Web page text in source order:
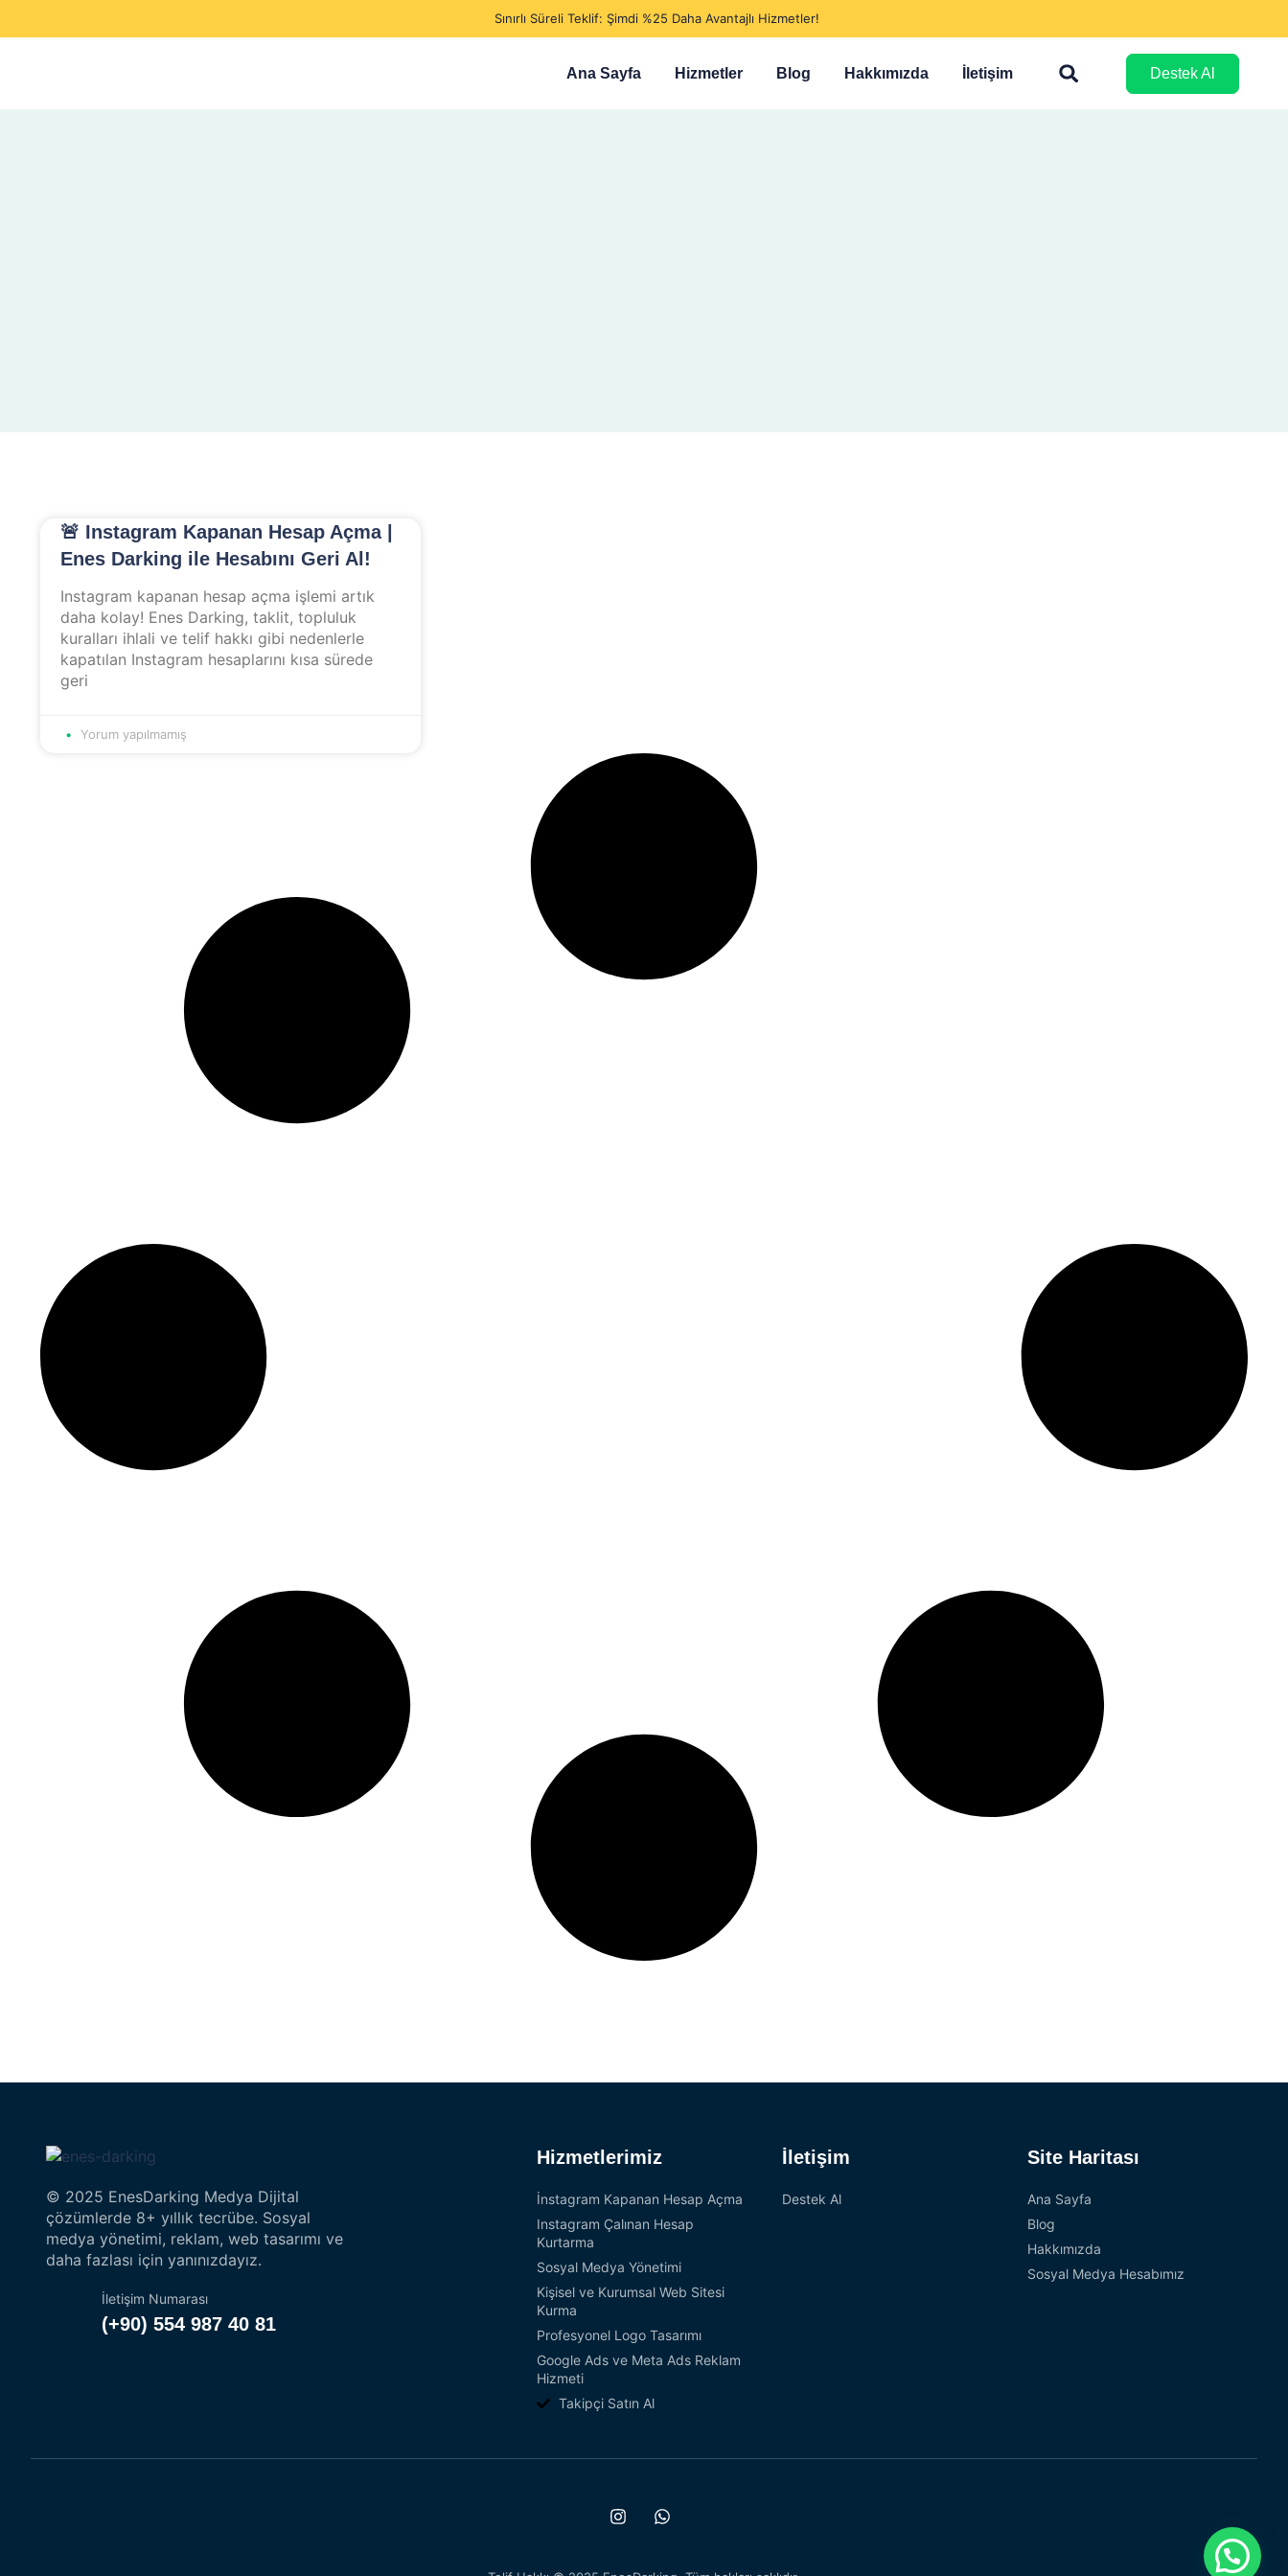
Sınırlı Süreli Teklif: Şimdi %25 Daha Avantajlı Hizmetler!
Ana Sayfa Hizmetler Blog Hakkımızda İletişim Destek Al
🚨 Instagram Kapanan Hesap Açma |
Enes Darking ile Hesabını Geri Al!
Instagram kapanan hesap açma işlemi artık
daha kolay! Enes Darking, taklit, topluluk
kuralları ihlali ve telif hakkı gibi nedenlerle
kapatılan Instagram hesaplarını kısa sürede
geri
Yorum yapılmamış
© 2025 EnesDarking Medya Dijital
çözümlerde 8+ yıllık tecrübe. Sosyal
medya yönetimi, reklam, web tasarımı ve
daha fazlası için yanınızdayız.
İletişim Numarası
(+90) 554 987 40 81
Hizmetlerimiz
İnstagram Kapanan Hesap Açma
Instagram Çalınan Hesap
Kurtarma
Sosyal Medya Yönetimi
Kişisel ve Kurumsal Web Sitesi
Kurma
Profesyonel Logo Tasarımı
Google Ads ve Meta Ads Reklam
Hizmeti
Takipçi Satın Al
İletişim
Destek Al
Site Haritası
Ana Sayfa
Blog
Hakkımızda
Sosyal Medya Hesabımız